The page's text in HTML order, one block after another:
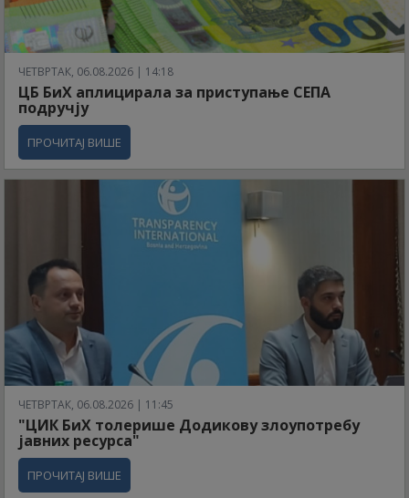
ЧЕТВРТАК, 06.08.2026 | 14:18
ЦБ БиХ аплицирала за приступање СЕПА
подручју
ПРОЧИТАЈ ВИШЕ
ЧЕТВРТАК, 06.08.2026 | 11:45
"ЦИК БиХ толерише Додикову злоупотребу
јавних ресурса"
ПРОЧИТАЈ ВИШЕ